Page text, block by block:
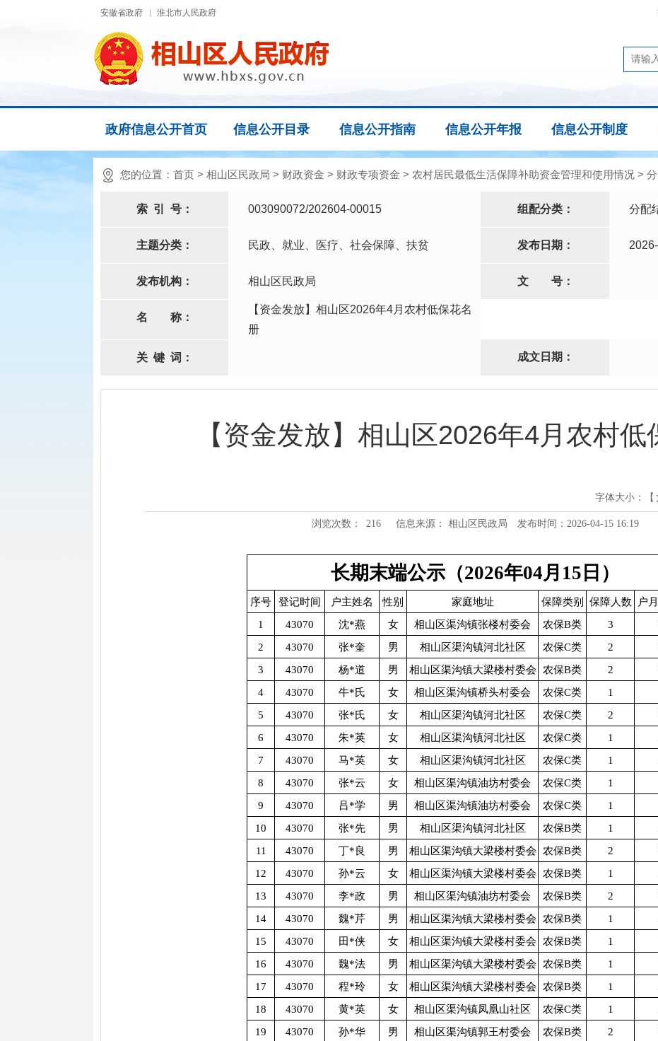
安徽省政府 淮北市人民政府
政府信息公开首页 信息公开目录 信息公开指南 信息公开年报 信息公开制度
您的位置： 首页 > 相山区民政局 > 财政资金 > 财政专项资金 > 农村居民最低生活保障补助资金管理和使用情况 >
索 引 号： 003090072/202604-00015 组配分类： 分配
主题分类： 民政、就业、医疗、社会保障、扶贫 发布日期：
发布机构： 相山区民政局 文 号：
名 称：
【资金发放】相山区2026年4月农村低保花名
册
关 键 词： 成文日期：
【资金发放】相山区2026年4月农村低
字体大小：【
浏览次数： 216 信息来源： 相山区民政局 发布时间：2026-04-15 16:19
长期末端公示（2026年04月15日）
序号 登记时间 户主姓名 性别 家庭地址 保障类别 保障人数
户
1
43070 沈*燕 女 相山区渠沟镇张楼村委会 农保B类 3
2
43070 张*奎 男 相山区渠沟镇河北社区 农保C类 2
3
43070 杨*道 男 相山区渠沟镇大梁楼村委会 农保B类 2
4
43070 牛*氏 女 相山区渠沟镇桥头村委会 农保C类 1
5
43070 张*氏 女 相山区渠沟镇河北社区 农保C类 2
6
43070 朱*英 女 相山区渠沟镇河北社区 农保C类 1
7
43070 马*英 女 相山区渠沟镇河北社区 农保C类 1
8
43070 张*云 女 相山区渠沟镇油坊村委会 农保C类 1
9
43070 吕*学 男 相山区渠沟镇油坊村委会 农保C类 1
10
43070 张*先 男 相山区渠沟镇河北社区 农保B类 1
11
43070 丁*良 男 相山区渠沟镇大梁楼村委会 农保B类 2
12
43070 孙*云 女 相山区渠沟镇大梁楼村委会 农保B类 1
13
43070 李*政 男 相山区渠沟镇油坊村委会 农保B类 2
14
43070 魏*芹 男 相山区渠沟镇大梁楼村委会 农保B类 1
15
43070 田*侠 女 相山区渠沟镇大梁楼村委会 农保B类 1
16
43070 魏*法 男 相山区渠沟镇大梁楼村委会 农保B类 1
17
43070 程*玲 女 相山区渠沟镇大梁楼村委会 农保B类 1
18
43070 黄*英 女 相山区渠沟镇凤凰山社区 农保C类 1
19
43070 孙*华 男 相山区渠沟镇郭王村委会 农保B类 2